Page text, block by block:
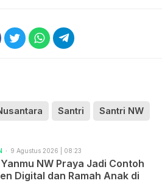
Santri Santri NW
9 Agustus 2026 | 08:23
NW Praya Jadi Contoh
Digital dan Ramah Anak di